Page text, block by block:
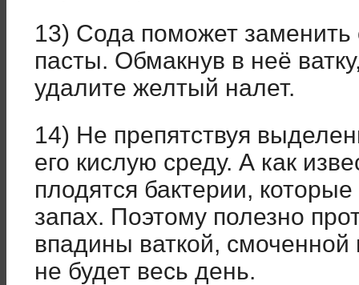
13) Сода поможет
пасты. Обмакнув в неё
удалите желтый налет.
14) Не препятствуя
его кислую среду. А как
плодятся бактерии,
запах. Поэтому полезно
впадины ваткой,
не будет весь день.